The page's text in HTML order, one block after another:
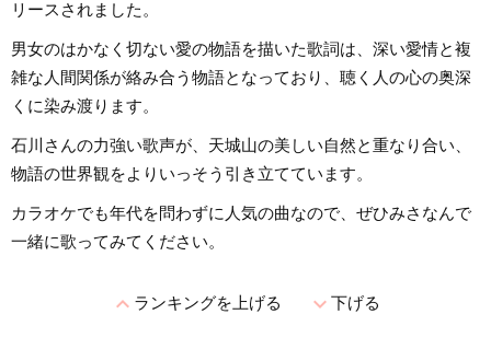
リースされました。
男女のはかなく切ない愛の物語を描いた歌詞は、深い愛情と複
雑な人間関係が絡み合う物語となっており、聴く人の心の奥深
くに染み渡ります。
石川さんの力強い歌声が、天城山の美しい自然と重なり合い、
物語の世界観をよりいっそう引き立てています。
カラオケでも年代を問わずに人気の曲なので、ぜひみさなんで
一緒に歌ってみてください。
expand_lessランキングを上げる expand_more下げる